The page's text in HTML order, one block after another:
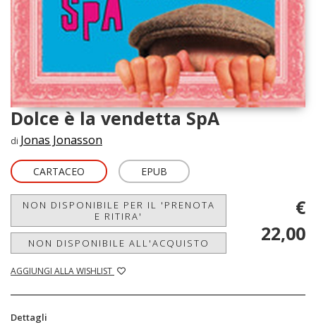
Dolce è la vendetta SpA
di Jonas Jonasson
CARTACEO EPUB
NON DISPONIBILE PER IL 'PRENOTA
E RITIRA'
NON DISPONIBILE ALL'ACQUISTO
AGGIUNGI ALLA WISHLIST
€
22,00
Dettagli